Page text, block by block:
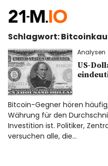
∞/21M
BEGINN
BITCOIN
ANALYSEN
NEWS
Schlagwort:
Analysen
US-
Bitcoin-Gegner hören
Währung für den
Investition ist. Politiker,
versuchen alle, die…